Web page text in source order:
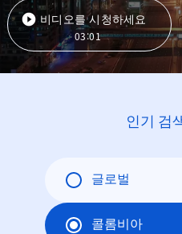
비디오를 시청하세요
03:01
인기 검
글로벌
콜롬비아